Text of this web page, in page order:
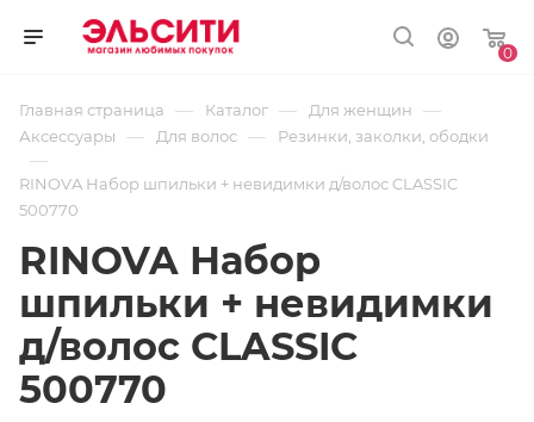
0
Главная страница — Каталог — Для женщин —
Аксессуары — Для волос — Резинки, заколки, ободки
—
RINOVA Набор шпильки + невидимки д/волос CLASSIC
500770
RINOVA Набор
шпильки + невидимки
д/волос CLASSIC
500770